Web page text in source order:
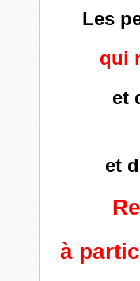
Les
qui
et
et
à